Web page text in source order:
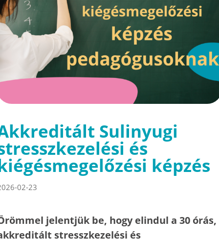
Sulinyugi
és
képzés
02-23
jelentjük be, hogy elindul a 30 órás,
stresszkezelési és